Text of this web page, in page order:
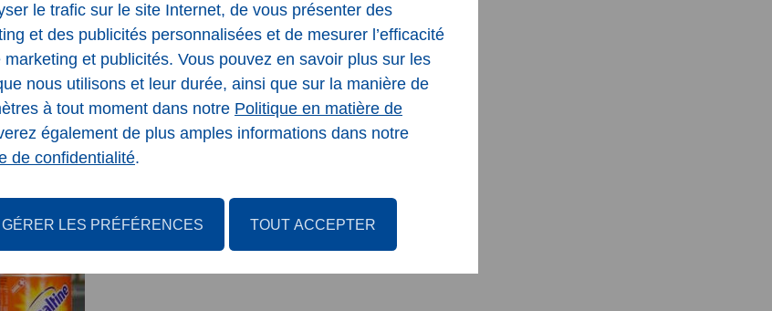
le trafic sur le site Internet, de vous présenter des
et des publicités personnalisées et de mesurer l’efficacité
et publicités. Vous pouvez en savoir plus sur les
nous utilisons et leur durée, ainsi que sur la manière de
à tout moment dans notre Politique en matière de
également de plus amples informations dans notre
de confidentialité.
GÉRER LES PRÉFÉRENCES TOUT ACCEPTER